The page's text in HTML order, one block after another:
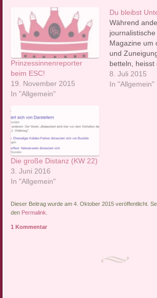
Prinzessinnenreporter
beim ESC!
19. November 2015
In "Allgemein"
Du bleibst
Während
journalistische
Magazine um
und
betteln, heisst
weiterhin ganz
sind geil: Du
8. Juli 2015
In "Allgemein"
Die große Distanz (KW 22)
3. Juni 2016
In "Allgemein"
Dieser Beitrag wurde am 4. Oktober 2015 veröffentlicht.
den Permalink
1 Kommentar